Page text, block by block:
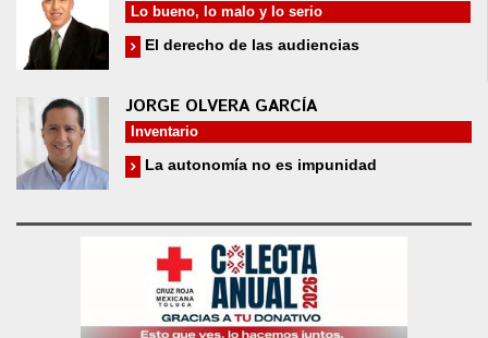
Lo bueno, lo malo y lo serio
El derecho de las audiencias
JORGE OLVERA GARCÍA
Inventario
La autonomía no es impunidad